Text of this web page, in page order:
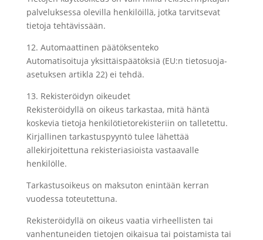
palveluksessa olevilla henkilöillä, jotka tarvitsevat
tietoja tehtävissään.
12. Automaattinen päätöksenteko
Automatisoituja yksittäispäätöksiä (EU:n tietosuoja-
asetuksen artikla 22) ei tehdä.
13. Rekisteröidyn oikeudet
Rekisteröidyllä on oikeus tarkastaa, mitä häntä
koskevia tietoja henkilötietorekisteriin on talletettu.
Kirjallinen tarkastuspyyntö tulee lähettää
allekirjoitettuna rekisteriasioista vastaavalle
henkilölle.
Tarkastusoikeus on maksuton enintään kerran
vuodessa toteutettuna.
Rekisteröidyllä on oikeus vaatia virheellisten tai
vanhentuneiden tietojen oikaisua tai poistamista tai